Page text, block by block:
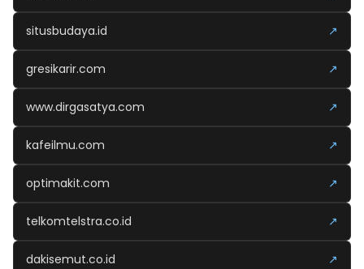
situsbudaya.id ↗
gresikarir.com ↗
www.dirgasatya.com ↗
kafeilmu.com ↗
optimakit.com ↗
telkomtelstra.co.id ↗
dakisemut.co.id ↗